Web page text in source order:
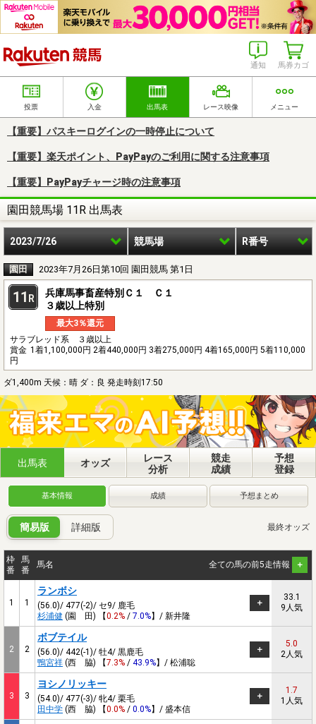
馬券カゴ
通知
投票 入金 出馬表 レース映像 メニュー
【重要】パスキーログインの一時停止について
【重要】楽天ポイント、PayPayのご利用に関する注意事項
【重要】PayPayチャージ時の注意事項
園田競馬場 11R 出馬表
2023/7/26 競馬場 R番号
園田 2023年7月26日第10回 園田競馬 第1日
11 R
兵庫馬事畜産特別Ｃ１ Ｃ１
３歳以上特別
最大3％還元
サラブレッド系 ３歳以上
賞金 1着1,100,000円 2着440,000円 3着275,000円 4着165,000円 5着110,000
円
ダ1,400m 天候：晴 ダ：良 発走時刻17:50
出馬表 オッズ
レース
分析
競走
成績
予想
登録
基本情報 成績 予想まとめ
簡易版 詳細版 最終オッズ
枠
番
馬
番
馬名 全ての馬の前5走情報
1 1
ランボシ
(56.0)/ 477(-2)/ セ9/ 鹿毛
杉浦健 (園 田) 【0.2% / 7.0%】/ 新井隆
33.1
9人気
2 2
ボブテイル
(56.0)/ 442(-1)/ 牡4/ 黒鹿毛
鴨宮祥 (西 脇) 【7.3% / 43.9%】/ 松浦聡
5.0
2人気
3 3
ヨシノリッキー
(54.0)/ 477(-3)/ 牝4/ 栗毛
田中学 (西 脇) 【0.0% / 0.0%】/ 盛本信
1.7
1人気